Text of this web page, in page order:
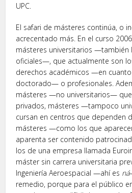
UPC.
El safari de másteres continúa, o
acrecentado más. En el curso
másteres universitarios —también
oficiales—, que actualmente son
derechos académicos —en
doctorado— o profesionales.
másteres —no universitarios—
privados, másteres —tampoco
cursan en centros que dependen
másteres —como los que
aparenta ser contenido
los de una empresa llamada
máster sin carrera universitaria
Ingeniería Aeroespacial —ahí es ná
remedio, porque para el público